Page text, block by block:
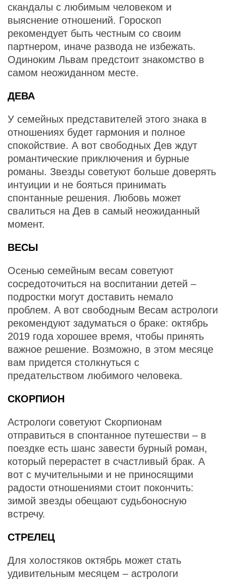
скандалы с любимым человеком и
выяснение отношений. Гороскоп
рекомендует быть честным со своим
партнером, иначе развода не избежать.
Одиноким Львам предстоит знакомство в
самом неожиданном месте.
ДЕВА
У семейных представителей этого знака в
отношениях будет гармония и полное
спокойствие. А вот свободных Дев ждут
романтические приключения и бурные
романы. Звезды советуют больше доверять
интуиции и не бояться принимать
спонтанные решения. Любовь может
свалиться на Дев в самый неожиданный
момент.
ВЕСЫ
Осенью семейным весам советуют
сосредоточиться на воспитании детей –
подростки могут доставить немало
проблем. А вот свободным Весам астрологи
рекомендуют задуматься о браке: октябрь
2019 года хорошее время, чтобы принять
важное решение. Возможно, в этом месяце
вам придется столкнуться с
предательством любимого человека.
СКОРПИОН
Астрологи советуют Скорпионам
отправиться в спонтанное путешестви – в
поездке есть шанс завести бурный роман,
который перерастет в счастливый брак. А
вот с мучительными и не приносящими
радости отношениями стоит покончить:
зимой звезды обещают судьбоносную
встречу.
СТРЕЛЕЦ
Для холостяков октябрь может стать
удивительным месяцем – астрологи